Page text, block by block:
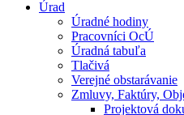
Úrad
Úradné hodiny
Pracovníci OcÚ
Úradná tabuľa
Tlačivá
Verejné obstarávanie
Zmluvy, Faktúry,
Projektová